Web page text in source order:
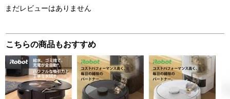
まだレビューはありません
こちらの商品もおすすめ